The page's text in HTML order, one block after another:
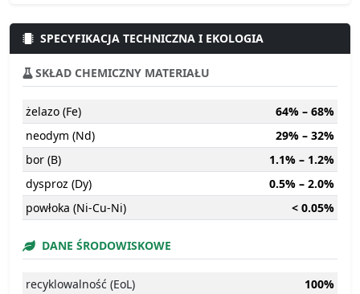
SPECYFIKACJA TECHNICZNA I EKOLOGIA
SKŁAD CHEMICZNY MATERIAŁU
żelazo (Fe)
64% – 68%
neodym (Nd)
29% – 32%
bor (B)
1.1% – 1.2%
dysproz (Dy)
0.5% – 2.0%
powłoka (Ni-Cu-Ni)
< 0.05%
DANE ŚRODOWISKOWE
recyklowalność (EoL)
100%